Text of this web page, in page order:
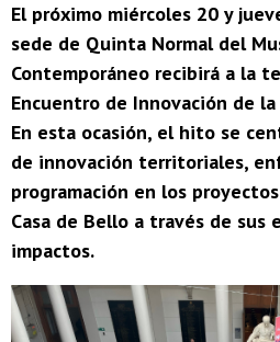
El próximo miércoles 20 y
sede de Quinta Normal del
Contemporáneo recibirá a la
Encuentro de Innovación de
En esta ocasión, el hito se
de innovación territoriales,
programación en los
Casa de Bello a través de sus
impactos.